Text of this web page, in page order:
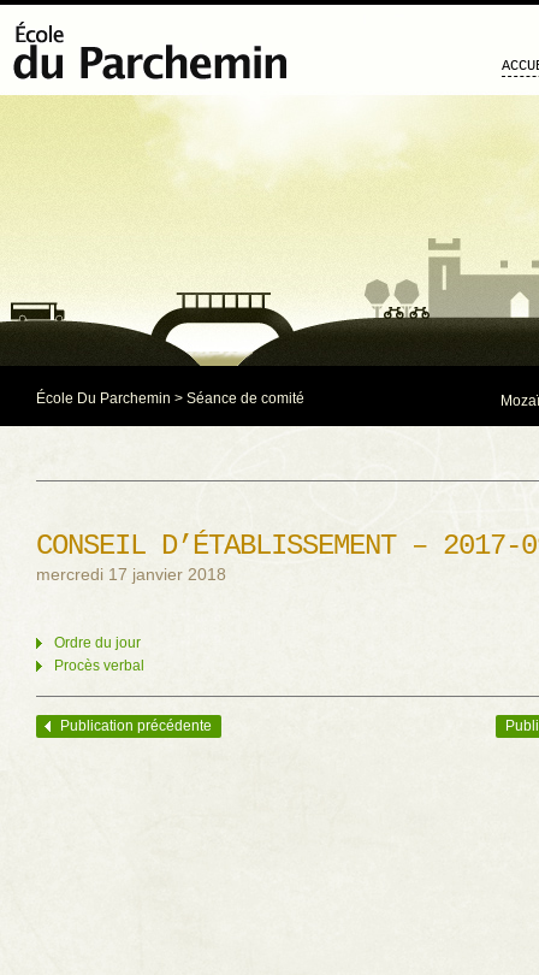
École Du Parchemin > Séance de comité
CONSEIL D’ÉTABLISSEMENT – 2017-
mercredi 17 janvier 2018
Ordre du jour
Procès verbal
Navigation des articles
Publication précédente